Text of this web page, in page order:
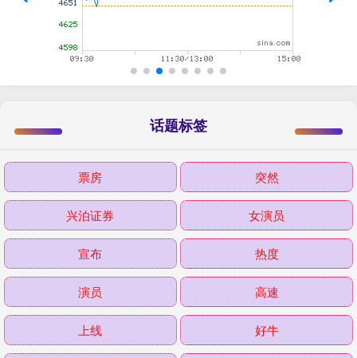
话题标签
票房 突然
兴泊证券 女演员
宣布 热度
演员 高速
上线 好牛